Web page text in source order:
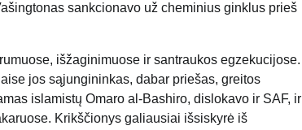
sankcionavo už cheminius ginklus prieš
išžaginimuose ir santraukos egzekucijose.
jos sąjungininkas, dabar priešas, greitos
islamistų Omaro al-Bashiro, dislokavo ir SAF, ir
Krikščionys galiausiai išsiskyrė iš